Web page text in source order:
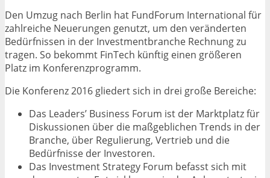
Den Umzug nach Berlin hat FundForum International für
zahlreiche Neuerungen genutzt, um den veränderten
Bedürfnissen in der Investmentbranche Rechnung zu
tragen. So bekommt FinTech künftig einen größeren
Platz im Konferenzprogramm.
Die Konferenz 2016 gliedert sich in drei große Bereiche:
Das Leaders’ Business Forum ist der Marktplatz für
Diskussionen über die maßgeblichen Trends in der
Branche, über Regulierung, Vertrieb und die
Bedürfnisse der Investoren.
Das Investment Strategy Forum befasst sich mit